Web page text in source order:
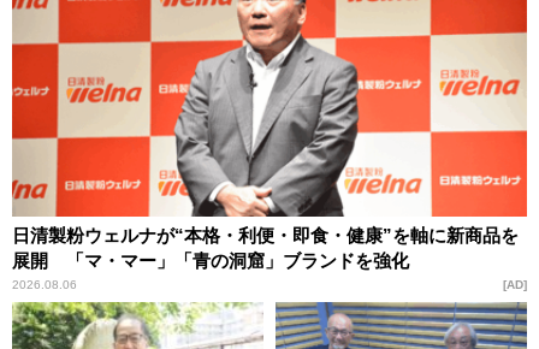
日清製粉ウェルナが“本格・利便・即食・健康”を軸に新商品を
展開 「マ・マー」「青の洞窟」ブランドを強化
2026.08.06 AD